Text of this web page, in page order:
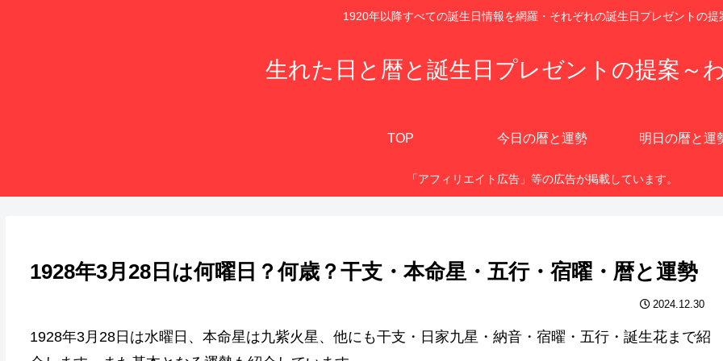
1920年以降すべての誕生日情報を網羅・それぞれの誕生日プレゼントの提
生れた日と暦と誕生日プレゼントの提案～
TOP 今日の暦と運勢 明日の暦と運
「アフィリエイト広告」等の広告が掲載しています。
1928年3月28日は何曜日？何歳？干支・本命星・五行・宿曜・暦と運勢
2024.12.30
1928年3月28日は水曜日、本命星は九紫火星、他にも干支・日家九星・納音・宿曜・五行・誕生花まで紹